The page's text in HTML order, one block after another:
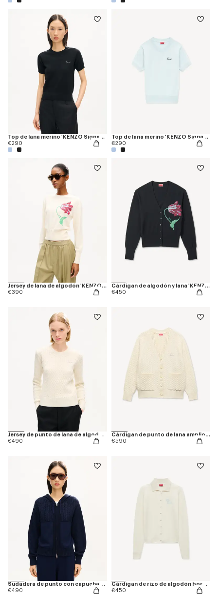
Top de lana merino 'KENZO Signature'
€290
Top de lana merino 'KENZO Signature'
€290
Jersey de lana de algodón 'KENZO Tulip'
€390
Cárdigan de algodón y lana 'KENZO Tulip'
€450
Jersey de punto de lana de algodón amplio bordado 'KENZO Signature'
€490
Cárdigan de punto de lana amplio bordado 'KENZO Signature'
€590
Sudadera de punto con capucha y cremallera de algodón 'KENZO Signature'
€490
Cárdigan de rizo de algodón bordado 'KENZO Tulip'
€450